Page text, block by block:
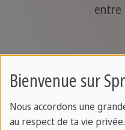
entre
Bienvenue sur
Nous accordons une
au respect de ta vie